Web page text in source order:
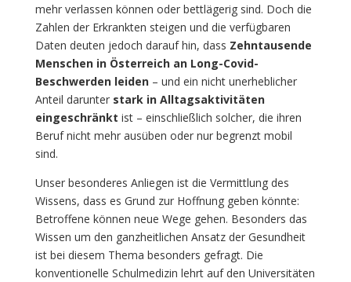
mehr verlassen können oder bettlägerig sind. Doch die
Zahlen der Erkrankten steigen und die verfügbaren
Daten deuten jedoch darauf hin, dass Zehntausende
Menschen in Österreich an Long-Covid-
Beschwerden leiden– und ein nicht unerheblicher
Anteil darunter stark in Alltagsaktivitäten
eingeschränkt ist – einschließlich solcher, die ihren
Beruf nicht mehr ausüben oder nur begrenzt mobil
sind.
Unser besonderes Anliegen ist die Vermittlung des
Wissens, dass es Grund zur Hoffnung geben könnte:
Betroffene können neue Wege gehen. Besonders das
Wissen um den ganzheitlichen Ansatz der Gesundheit
ist bei diesem Thema besonders gefragt. Die
konventionelle Schulmedizin lehrt auf den Universitäten